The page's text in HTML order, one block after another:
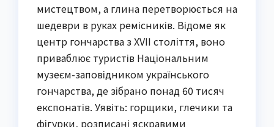
мистецтвом, а глина перетворюється на
шедеври в руках ремісників. Відоме як
центр гончарства з XVII століття, воно
приваблює туристів Національним
музеєм-заповідником українського
гончарства, де зібрано понад 60 тисяч
експонатів. Уявіть: горщики, глечики та
фігурки, розписані яскравими